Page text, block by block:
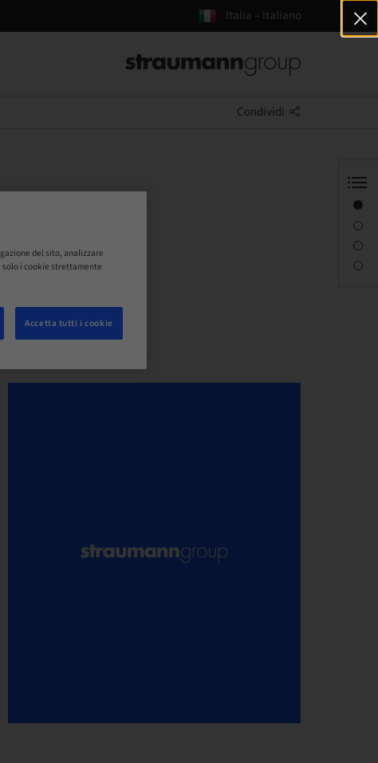
Italia – Italiano
Condividi
del sito, analizzare
i cookie strettamente
Accetta tutti i cookie